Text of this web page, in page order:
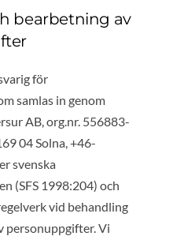
bearbetning av
för
samlas in genom
AB, org.nr. 556883-
04 Solna, +46-
svenska
(SFS 1998:204) och
vid behandling
personuppgifter. Vi